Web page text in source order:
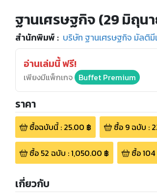
ฐานเศรษฐกิจ (29 มิถุน
สำนักพิมพ์ : บริษัท ฐานเศรษฐกิจ มัลติมี
อ่านเล่มนี้ ฟรี!
เพียงมีแพ็กเกจ Buffet Premium
ราคา
ซื้อฉบับนี้: 25.00 ฿ ซื้อ 9ฉบับ :
ซื้อ 52 ฉบับ :1,050.00 ฿ ซื้อ104
เกี่ยวกับ